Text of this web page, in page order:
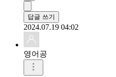
답글 쓰기
2024.07.19 04:02
영어공